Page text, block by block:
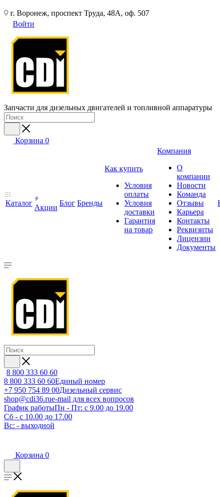
г. Воронеж, проспект Труда, 48А, оф. 507
Войти
Запчасти для дизельных двигателей и топливной аппаратуры
Корзина 0
Каталог
Акции
Блог Бренды
Как купить
Условия
оплаты
Условия
доставки
Гарантия
на товар
Компания
О
компании
Новости
Команда
Отзывы
Карьера
Контакты
Реквизиты
Лицензии
Документы
8 800 333 60 60
8 800 333 60 60Единый номер
+7 950 754 89 00Дизельный сервис
shop@cdi36.rue-mail для всех вопросов
График работыПн - Пт: с 9.00 до 19.00
Сб - с 10.00 до 17.00
Вс: - выходной
Корзина 0